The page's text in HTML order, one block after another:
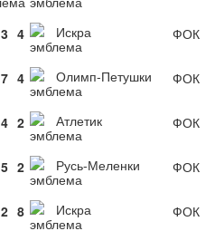
3 4 Искра
ФОК
7 4 Олимп-Петушки
ФОК
4 2 Атлетик
ФОК
5 2 Русь-Меленки
ФОК
2 8 Искра
ФОК